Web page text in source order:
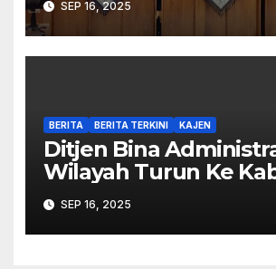
Kerja Pemilu
SEP 16, 2025
BERITA BERITA TERKINI KAJEN
Ditjen Bina
Wilayah Turun Ke
Pekalongan Perkuat
Stabilitas
SEP 16, 2025